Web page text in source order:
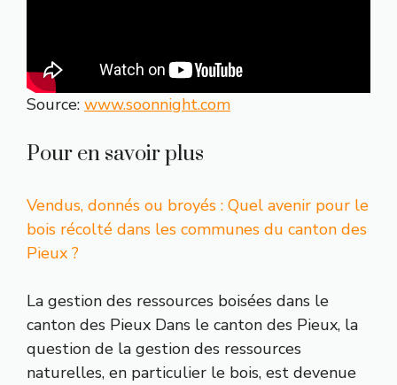
Source: www.soonnight.com
Pour en savoir plus
Vendus, donnés ou broyés : Quel avenir pour le
bois récolté dans les communes du canton des
Pieux ?
La gestion des ressources boisées dans le
canton des Pieux Dans le canton des Pieux, la
question de la gestion des ressources
naturelles, en particulier le bois, est devenue